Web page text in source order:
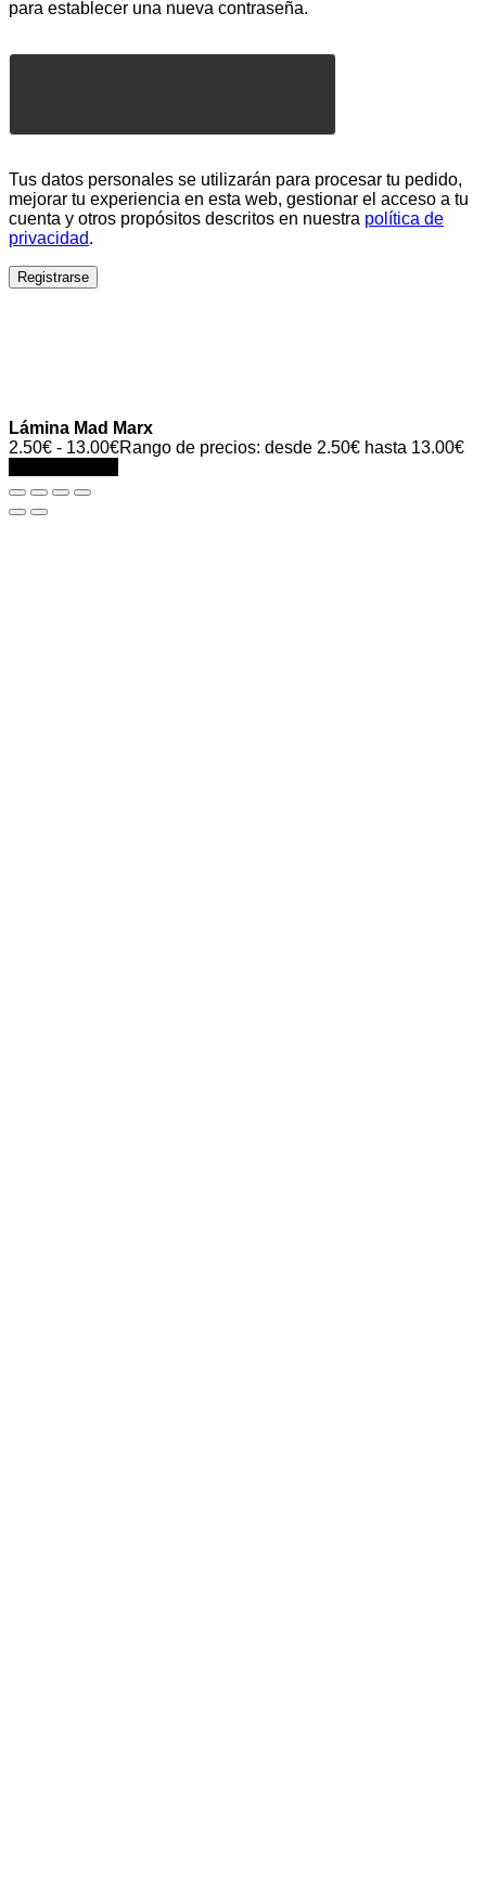
para establecer una nueva contraseña.
Tus datos personales se utilizarán para procesar tu pedido,
mejorar tu experiencia en esta web, gestionar el acceso a tu
cuenta y otros propósitos descritos en nuestra política de
privacidad.
Registrarse
Lámina Mad Marx
2.50€ - 13.00€Rango de precios: desde 2.50€ hasta 13.00€